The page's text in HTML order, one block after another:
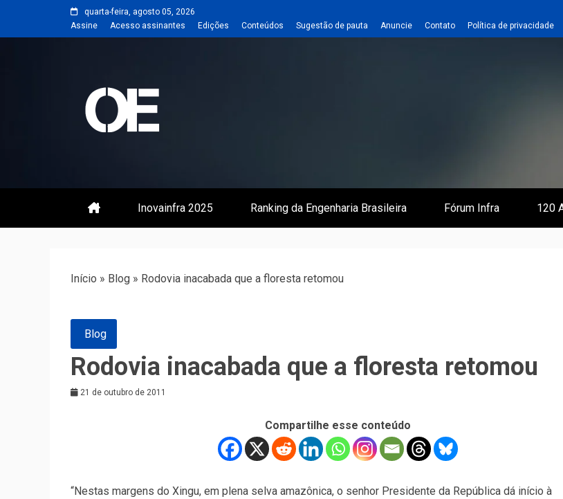
quarta-feira, agosto 05, 2026
Assine
Acesso assinantes Edições Conteúdos Sugestão de pauta Anuncie Contato Política de privacidade
Revista | O Empreiteiro
Inovainfra 2025 Ranking da Engenharia Brasileira Fórum Infra 120
Início » Blog » Rodovia inacabada que a floresta retomou
Blog
Rodovia inacabada que a floresta retomou
21 de outubro de 2011
Compartilhe esse conteúdo
“Nestas margens do Xingu, em plena selva amazônica, o senhor Presidente da República dá início à